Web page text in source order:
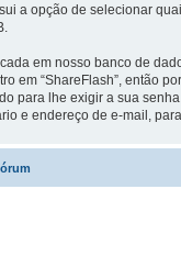
a opção de selecionar
em nosso banco de
em “ShareFlash”, então
para lhe exigir a sua
e endereço de e-mail,